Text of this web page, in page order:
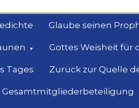
Glaube seinen
Gottes Weisheit für
Tages Zurück zur Quelle
Gesamtmitgliederbeteiligung